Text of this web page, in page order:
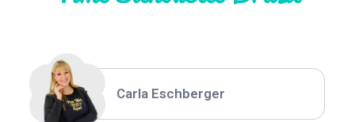
Carla Eschberger